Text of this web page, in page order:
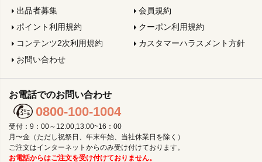
出品者募集
会員規約
ポイント利用規約
クーポン利用規約
コンテンツ2次利用規約
カスタマーハラスメント方針
お問い合わせ
お電話でのお問い合わせ
0800-100-1004
受付：9：00～12:00,13:00~16：00
月〜金（ただし祝祭日、年末年始、当社休業日を除く）
ご注文はインターネットからのみ受け付けております。
お電話からはご注文を受け付けておりません。